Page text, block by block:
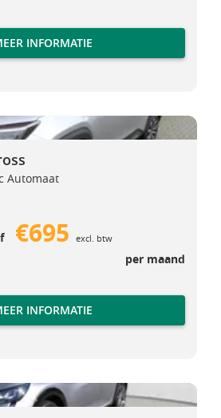
INFORMATIE
Toyota Yaris Cross
Automaat
€695 excl. btw
per maand
INFORMATIE
Peugeot e-208